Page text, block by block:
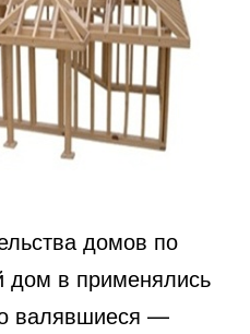
домов по
дом в применялись
валявшиеся —